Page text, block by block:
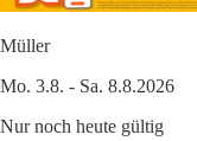
Müller
Mo. 3.8. - Sa. 8.8.2026
Nur noch heute gültig